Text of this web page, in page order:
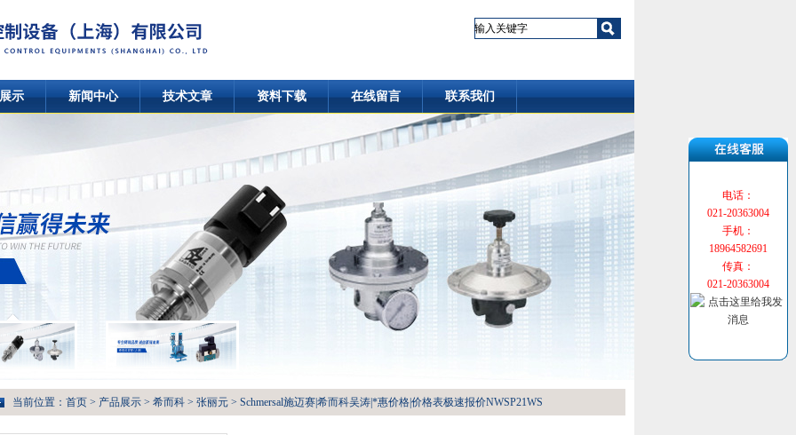
示 新闻中心 技术文章 资料下载 在线留言 联系我们
当前位置： 首页 > 产品展示 > 希而科 > 张丽元 > Schmersal施迈赛|希而科吴涛|*惠价格|价格表极速报价NWSP21WS
电话：
021-20363004
手机：
18964582691
传真：
021-20363004